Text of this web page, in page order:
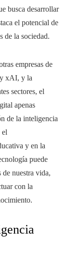
busca desarrollar
el potencial de
de la sociedad.
empresas de
xAI, y la
sectores, el
apenas
de la inteligencia
el
y en la
puede
de nuestra vida,
con la